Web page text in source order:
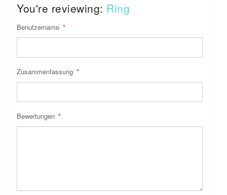
You're reviewing: Ring
Benutzername
Zusammenfassung
Bewertungen